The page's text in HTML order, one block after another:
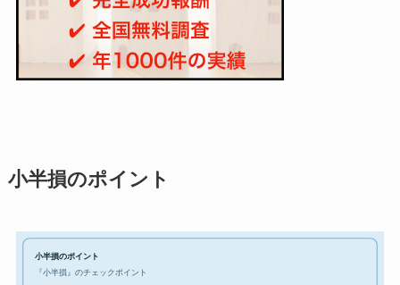
小半損のポイント
小半損のポイント
『小半損』のチェックポイント